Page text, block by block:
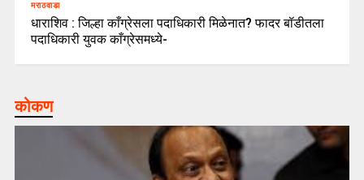
मराठवाडा
धाराशिव : जिल्हा काँग्रेसला पदाधिकारी मिळेनात? फादर बॉडीतला
पदाधिकारी युवक काँग्रेसमध्ये-
कोकण